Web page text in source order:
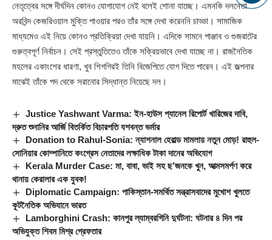
নেতৃত্বের সঙ্গে দীর্ঘদিন কোনও যোগাযোগ নেই বলেই শোনা যাচ্ছে। এমনকি দলনেতা
অরবিন্দ কেজরিওয়াল মুক্তি পাওয়ার পরও তাঁর সঙ্গে দেখা করেননি চাড্ডা। সামাজিক
মাধ্যমেও এই নিয়ে কোনও প্রতিক্রিয়া দেখা যায়নি। এদিকে সামনে পাঞ্জাব ও গুজরাটের
গুরুত্বপূর্ণ নির্বাচন। সেই প্রস্তুতিতেও তাঁকে সক্রিয়ভাবে দেখা যাচ্ছে না। রাজনৈতিক
মহলের একাংশের ধারণা, খুব শিগগিরই তিনি বিজেপিতে যোগ দিতে পারেন। এই জল্পনার
মাঝেই তাঁকে পদ থেকে সরানোর সিদ্ধান্ত নিয়েছে দল।
Justice Yashwant Varma: ইন-হাউস প্যানেল রিপোর্ট খারিজের দাবি,
দ্রুত শুনানির আর্জি বিতর্কিত বিচারপতি যশবন্ত ভর্মার
Donation to Rahul-Sonia: ন্যাশনাল হেরাল্ড মামলায় নতুন মোড়! রাহুল-
সোনিয়ার কোম্পানিতে কংগ্রেস নেতাদের লক্ষাধিক টাকা দানের অভিযোগ
Kerala Murder Case: মা, বাবা, ভাই সহ ছ’জনকে খুন, আত্মসমর্পণ করে
থানায় কেরালার এক যুবক!
Diplomatic Campaign: পাকিস্তান-সমর্থিত সন্ত্রাসবাদের মুখোশ খুলতে
কূটনৈতিক অভিযানে ভারত
Lamborghini Crash: কানপুর ল্যাম্বরগিনি দুর্ঘটনা: ঘটনার ৪ দিন পর
অভিযুক্ত শিবম মিশ্র গ্রেফতার